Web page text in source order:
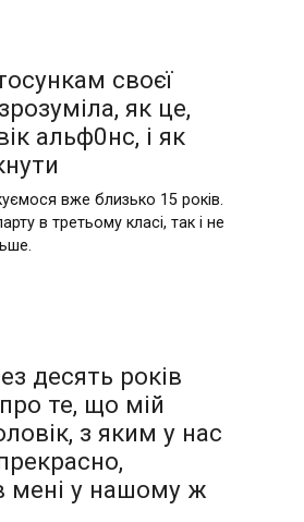
своєї
як це,
альф0нс, і як
вже близько 15 років.
в третьому класі, так і не
десять років
те, що мій
з яким у нас
мені у нашому ж